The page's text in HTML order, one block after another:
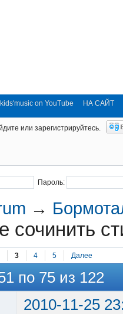
НА САЙТ
или зарегистрируйтесь.
Пароль:
→
сочинить
3 4 5 Далее
по 75 из 122
2010-11-25